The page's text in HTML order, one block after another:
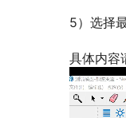
5）选择
具体内容